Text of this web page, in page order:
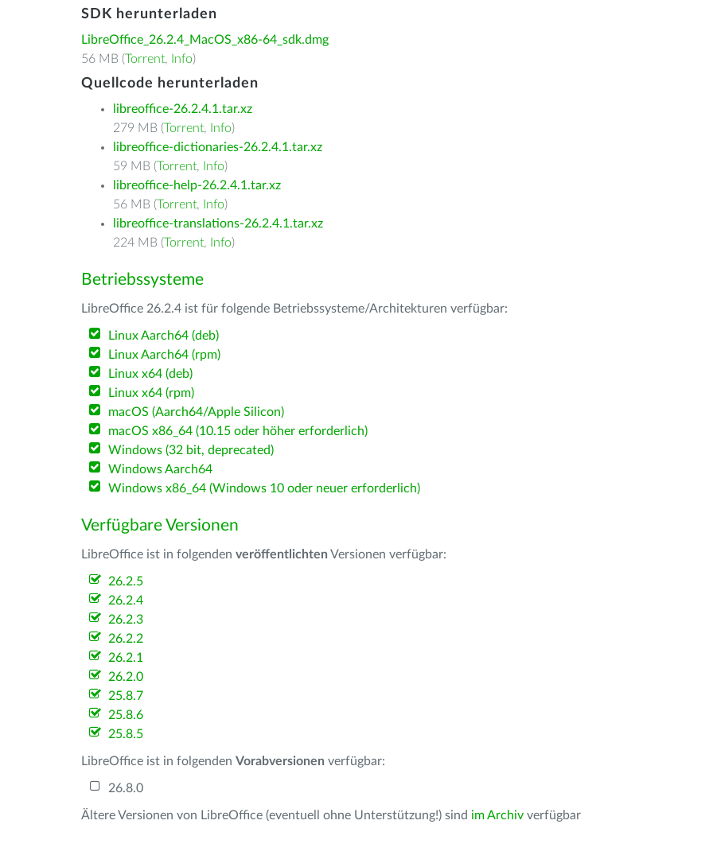
SDK herunterladen
LibreOffice_26.2.4_MacOS_x86-64_sdk.dmg
56 MB (Torrent, Info)
Quellcode herunterladen
libreoffice-26.2.4.1.tar.xz
279 MB (Torrent, Info)
libreoffice-dictionaries-26.2.4.1.tar.xz
59 MB (Torrent, Info)
libreoffice-help-26.2.4.1.tar.xz
56 MB (Torrent, Info)
libreoffice-translations-26.2.4.1.tar.xz
224 MB (Torrent, Info)
Betriebssysteme
LibreOffice 26.2.4 ist für folgende Betriebssysteme/Architekturen verfügbar:
Linux Aarch64 (deb)
Linux Aarch64 (rpm)
Linux x64 (deb)
Linux x64 (rpm)
macOS (Aarch64/Apple Silicon)
macOS x86_64 (10.15 oder höher erforderlich)
Windows (32 bit, deprecated)
Windows Aarch64
Windows x86_64 (Windows 10 oder neuer erforderlich)
Verfügbare Versionen
LibreOffice ist in folgenden veröffentlichten Versionen verfügbar:
26.2.5
26.2.4
26.2.3
26.2.2
26.2.1
26.2.0
25.8.7
25.8.6
25.8.5
LibreOffice ist in folgenden Vorabversionen verfügbar:
26.8.0
Ältere Versionen von LibreOffice (eventuell ohne Unterstützung!) sind im Archiv verfügbar